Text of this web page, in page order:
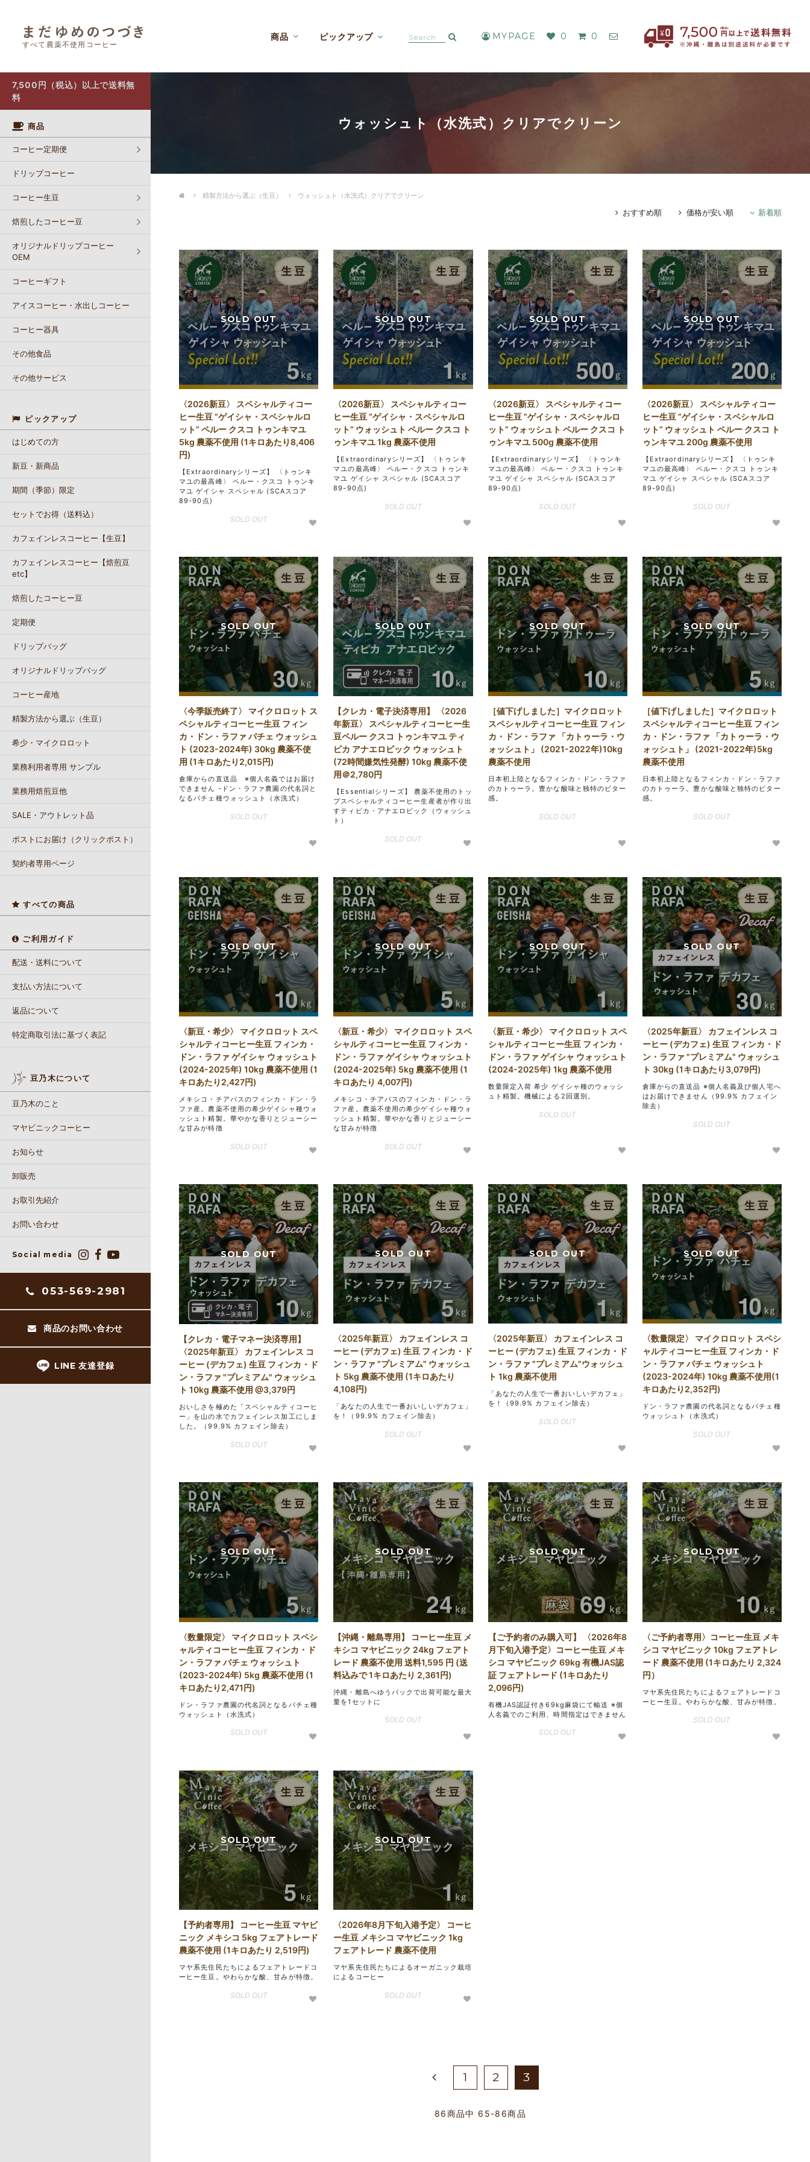
すべて農薬不使用コーヒー
商品 ピックアップ MYPAGE 0 0
7,500円（税込）以上で送料無
料
商品
コーヒー定期便
ドリップコーヒー
コーヒー生豆
焙煎したコーヒー豆
オリジナルドリップコーヒー
OEM
コーヒーギフト
アイスコーヒー・水出しコーヒー
コーヒー器具
その他食品
その他サービス
ピックアップ
はじめての方
新豆・新商品
期間（季節）限定
セットでお得（送料込）
カフェインレスコーヒー【生豆】
カフェインレスコーヒー【焙煎豆
etc】
焙煎したコーヒー豆
定期便
ドリップバッグ
オリジナルドリップバッグ
コーヒー産地
精製方法から選ぶ（生豆）
希少・マイクロロット
業務利用者専用 サンプル
業務用焙煎豆他
SALE・アウトレット品
ポストにお届け（クリックポスト）
契約者専用ページ
すべての商品
ご利用ガイド
配送・送料について
支払い方法について
返品について
特定商取引法に基づく表記
豆乃木について
豆乃木のこと
マヤビニックコーヒー
お知らせ
卸販売
お取引先紹介
お問い合わせ
Social media
053-569-2981
商品のお問い合わせ
LINE 友達登録
ウォッシュト（水洗式）クリアでクリーン
精製方法から選ぶ（生豆） ウォッシュト（水洗式）クリアでクリーン
おすすめ順 価格が安い順 新着順
〈2026新豆〉 スペシャルティコー
ヒー生豆 ”ゲイシャ・スペシャルロ
ット” ペルー クスコ トゥンキマユ
5kg 農薬不使用 (1キロあたり8,406
円)
【Extraordinaryシリーズ】 〈トゥンキ
マユの最高峰〉 ペルー・クスコ トゥンキ
マユ ゲイシャ スペシャル (SCAスコア
89-90点)
SOLD OUT
〈2026新豆〉 スペシャルティコー
ヒー生豆 ”ゲイシャ・スペシャルロ
ット” ウォッシュト ペルー クスコ ト
ゥンキマユ 1kg 農薬不使用
【Extraordinaryシリーズ】 〈トゥンキ
マユの最高峰〉 ペルー・クスコ トゥンキ
マユ ゲイシャ スペシャル (SCAスコア
89-90点)
SOLD OUT
〈2026新豆〉 スペシャルティコー
ヒー生豆 ”ゲイシャ・スペシャルロ
ット” ウォッシュト ペルー クスコ ト
ゥンキマユ 500g 農薬不使用
【Extraordinaryシリーズ】 〈トゥンキ
マユの最高峰〉 ペルー・クスコ トゥンキ
マユ ゲイシャ スペシャル (SCAスコア
89-90点)
SOLD OUT
〈2026新豆〉 スペシャルティコー
ヒー生豆 ”ゲイシャ・スペシャルロ
ット” ウォッシュト ペルー クスコ ト
ゥンキマユ 200g 農薬不使用
【Extraordinaryシリーズ】 〈トゥンキ
マユの最高峰〉 ペルー・クスコ トゥンキ
マユ ゲイシャ スペシャル (SCAスコア
89-90点)
SOLD OUT
〈今季販売終了〉 マイクロロット ス
ペシャルティコーヒー生豆 フィン
カ・ドン・ラファ パチェ ウォッシュ
ト (2023-2024年) 30kg 農薬不使
用 (1キロあたり2,015円)
倉庫からの直送品 ※個人名義ではお届け
できません -ドン・ラファ農園の代名詞と
なるパチェ種ウォッシュト（水洗式）
SOLD OUT
【クレカ・電子決済専用】 〈2026
年新豆〉 スペシャルティコーヒー生
豆ペルー クスコ トゥンキマユ ティ
ピカ アナエロビック ウォッシュト
(72時間嫌気性発酵) 10kg 農薬不使
用＠2,780円
【Essentialシリーズ】 農薬不使用のトッ
プスペシャルティコーヒー生産者が作り出
すティピカ・アナエロビック（ウォッシュ
ト）
SOLD OUT
［値下げしました］マイクロロット
スペシャルティコーヒー生豆 フィン
カ・ドン・ラファ 「カトゥーラ・ウ
ォッシュト」 (2021-2022年)10kg
農薬不使用
日本初上陸となるフィンカ・ドン・ラファ
のカトゥーラ。豊かな酸味と独特のビター
感。
SOLD OUT
［値下げしました］マイクロロット
スペシャルティコーヒー生豆 フィン
カ・ドン・ラファ 「カトゥーラ・ウ
ォッシュト」 (2021-2022年)5kg
農薬不使用
日本初上陸となるフィンカ・ドン・ラファ
のカトゥーラ。豊かな酸味と独特のビター
感。
SOLD OUT
〈新豆・希少〉 マイクロロット スペ
シャルティコーヒー生豆 フィンカ・
ドン・ラファ ゲイシャ ウォッシュト
(2024-2025年) 10kg 農薬不使用 (1
キロあたり2,427円)
メキシコ・チアパスのフィンカ・ドン・ラ
ファ産。農薬不使用の希少ゲイシャ種ウォ
ッシュト精製。華やかな香りとジューシー
な甘みが特徴
SOLD OUT
〈新豆・希少〉 マイクロロット スペ
シャルティコーヒー生豆 フィンカ・
ドン・ラファ ゲイシャ ウォッシュト
(2024-2025年) 5kg 農薬不使用 (1
キロあたり 4,007円)
メキシコ・チアパスのフィンカ・ドン・ラ
ファ産。農薬不使用の希少ゲイシャ種ウォ
ッシュト精製。華やかな香りとジューシー
な甘みが特徴
SOLD OUT
〈新豆・希少〉 マイクロロット スペ
シャルティコーヒー生豆 フィンカ・
ドン・ラファ ゲイシャ ウォッシュト
(2024-2025年) 1kg 農薬不使用
数量限定入荷 希少 ゲイシャ種のウォッシ
ュト精製。機械による2回選別。
SOLD OUT
〈2025年新豆〉 カフェインレス コ
ーヒー (デカフェ) 生豆 フィンカ・ド
ン・ラファ "プレミアム" ウォッシュ
ト 30kg (1キロあたり3,079円)
倉庫からの直送品 ※個人名義及び個人宅へ
はお届けできません（99.9% カフェイン
除去）
SOLD OUT
【クレカ・電子マネー決済専用】
〈2025年新豆〉 カフェインレス コ
ーヒー (デカフェ) 生豆 フィンカ・ド
ン・ラファ "プレミアム" ウォッシュ
ト 10kg 農薬不使用 @3,379円
おいしさを極めた「スペシャルティコーヒ
ー」を山の水でカフェインレス加工にしま
した。（99.9% カフェイン除去）
SOLD OUT
〈2025年新豆〉 カフェインレス コ
ーヒー (デカフェ) 生豆 フィンカ・ド
ン・ラファ "プレミアム" ウォッシュ
ト 5kg 農薬不使用 (1キロあたり
4,108円)
「あなたの人生で一番おいしいデカフェ」
を！（99.9% カフェイン除去）
SOLD OUT
〈2025年新豆〉 カフェインレス コ
ーヒー (デカフェ) 生豆 フィンカ・ド
ン・ラファ "プレミアム"ウォッシュ
ト 1kg 農薬不使用
「あなたの人生で一番おいしいデカフェ」
を！（99.9% カフェイン除去）
SOLD OUT
〈数量限定〉 マイクロロット スペシ
ャルティコーヒー生豆 フィンカ・ド
ン・ラファ パチェ ウォッシュト
(2023-2024年) 10kg 農薬不使用(1
キロあたり2,352円)
ドン・ラファ農園の代名詞となるパチェ種
ウォッシュト（水洗式）
SOLD OUT
〈数量限定〉 マイクロロット スペシ
ャルティコーヒー生豆 フィンカ・ド
ン・ラファ パチェ ウォッシュト
(2023-2024年) 5kg 農薬不使用 (1
キロあたり2,471円)
ドン・ラファ農園の代名詞となるパチェ種
ウォッシュト（水洗式）
SOLD OUT
【沖縄・離島専用】 コーヒー生豆 メ
キシコ マヤビニック 24kg フェアト
レード 農薬不使用 送料1,595 円 (送
料込みで 1キロあたり 2,361円)
沖縄・離島へゆうパックで出荷可能な最大
量を1セットに
SOLD OUT
【ご予約者のみ購入可】 〈2026年8
月下旬入港予定〉コーヒー生豆 メキ
シコ マヤビニック 69kg 有機JAS認
証 フェアトレード (1キロあたり
2,096円)
有機JAS認証付き69kg麻袋にて輸送 ※個
人名義でのご利用、時間指定はできません
SOLD OUT
〈ご予約者専用〉コーヒー生豆 メキ
シコ マヤビニック 10kg フェアトレ
ード 農薬不使用 (1キロあたり 2,324
円）
マヤ系先住民たちによるフェアトレードコ
ーヒー生豆。やわらかな酸、甘みが特徴。
SOLD OUT
【予約者専用】 コーヒー生豆 マヤビ
ニック メキシコ 5kg フェアトレード
農薬不使用 (1キロあたり 2,519円)
マヤ系先住民たちによるフェアトレードコ
ーヒー生豆。やわらかな酸、甘みが特徴。
SOLD OUT
〈2026年8月下旬入港予定〉 コーヒ
ー生豆 メキシコ マヤビニック 1kg
フェアトレード 農薬不使用
マヤ系先住民たちによるオーガニック栽培
によるコーヒー
SOLD OUT
1 2 3
86商品中 65-86商品